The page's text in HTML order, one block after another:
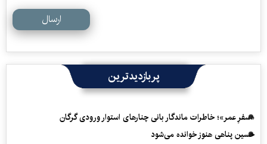
ارسال
پربازدیدترین
«سفرِ عمر»؛ خاطرات ماندگار بانی چنارهای استوار ورودی گرگان
حسین پناهی هنوز خوانده می‌شود